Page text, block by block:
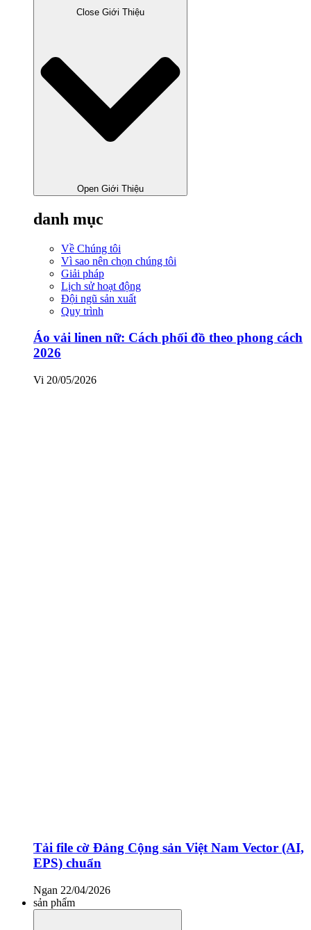
Close Giới Thiệu
Open Giới Thiệu
danh mục
Về Chúng tôi
Vì sao nên chọn chúng tôi
Giải pháp
Lịch sử hoạt động
Đội ngũ sản xuất
Quy trình
Áo vải linen nữ: Cách phối đồ theo phong cách
2026
Vi 20/05/2026
Tải file cờ Đảng Cộng sản Việt Nam Vector (AI,
EPS) chuẩn
Ngan 22/04/2026
sản phẩm